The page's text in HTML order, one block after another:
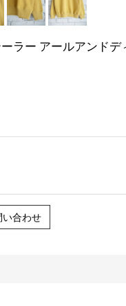
ラー アールアンド
い合わせ